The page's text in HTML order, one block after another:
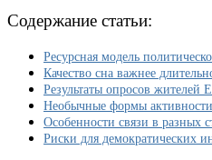
и
Содержание статьи:
Ресурсная модель
Качество сна важнее
Результаты опросов жителей
Необычные формы
Особенности связи в разных
Риски для демократических